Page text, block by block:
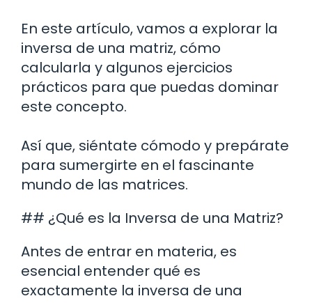
En este artículo, vamos a explorar la
inversa de una matriz, cómo
calcularla y algunos ejercicios
prácticos para que puedas dominar
este concepto.
Así que, siéntate cómodo y prepárate
para sumergirte en el fascinante
mundo de las matrices.
## ¿Qué es la Inversa de una Matriz?
Antes de entrar en materia, es
esencial entender qué es
exactamente la inversa de una